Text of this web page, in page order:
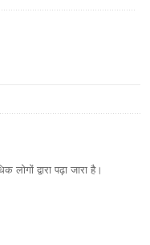
द्वारा पढ़ा जारा है।